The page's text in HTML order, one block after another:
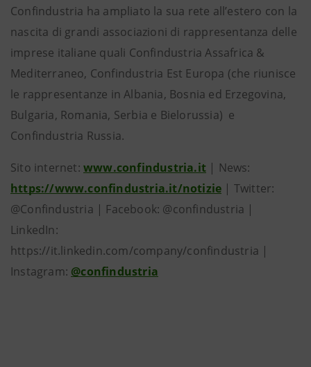
Confindustria ha ampliato la sua rete all’estero con la
nascita di grandi associazioni di rappresentanza delle
imprese italiane quali Confindustria Assafrica &
Mediterraneo, Confindustria Est Europa (che riunisce
le rappresentanze in Albania, Bosnia ed Erzegovina,
Bulgaria, Romania, Serbia e Bielorussia) e
Confindustria Russia.
Sito internet: www.confindustria.it | News:
https://www.confindustria.it/notizie | Twitter:
@Confindustria | Facebook: @confindustria |
LinkedIn:
https://it.linkedin.com/company/confindustria |
Instagram: @confindustria